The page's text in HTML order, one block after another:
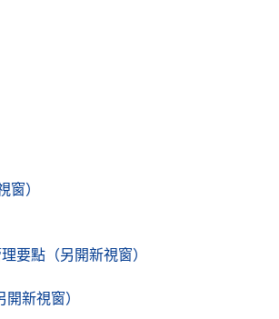
）
要點（另開新視窗）
新視窗）